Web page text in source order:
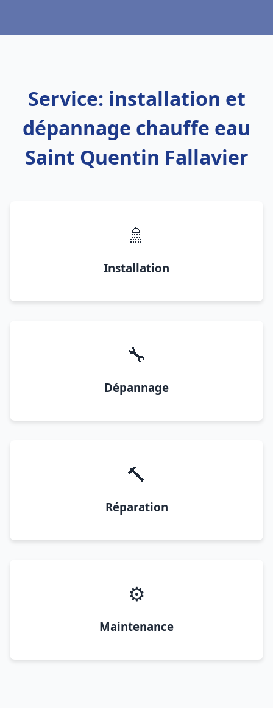
Service: installation et
dépannage chauffe eau
Saint Quentin Fallavier
🚿
Installation
🔧
Dépannage
🔨
Réparation
⚙️
Maintenance